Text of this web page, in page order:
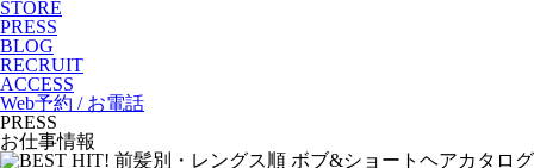
STORE
PRESS
BLOG
RECRUIT
ACCESS
Web予約 / お電話
PRESS
お仕事情報